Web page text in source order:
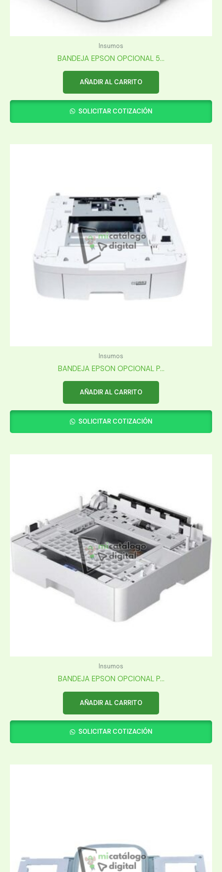
Insumos
BANDEJA EPSON OPCIONAL 5...
AÑADIR AL CARRITO
SOLICITAR COTIZACIÓN
Insumos
BANDEJA EPSON OPCIONAL P...
AÑADIR AL CARRITO
SOLICITAR COTIZACIÓN
Insumos
BANDEJA EPSON OPCIONAL P...
AÑADIR AL CARRITO
SOLICITAR COTIZACIÓN